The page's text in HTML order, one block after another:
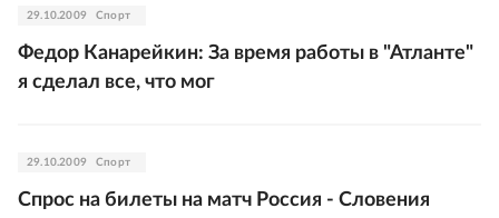
29.10.2009 Спорт
Федор Канарейкин: За время работы в "Атланте"
я сделал все, что мог
29.10.2009 Спорт
Спрос на билеты на матч Россия - Словения